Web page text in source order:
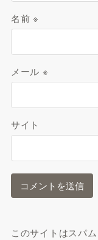
名前※
メール ※
サイト
このサイトはスパ